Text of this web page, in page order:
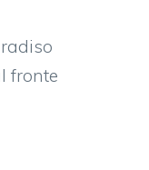
fronte